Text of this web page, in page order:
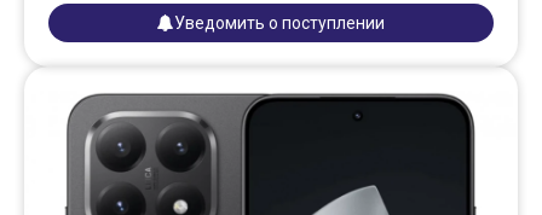
Уведомить о поступлении